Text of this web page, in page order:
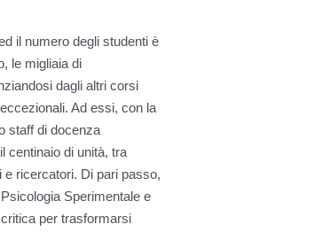
il numero degli studenti è
le migliaia di
dagli altri corsi
Ad essi, con la
staff di docenza
centinaio di unità, tra
ricercatori. Di pari passo,
Sperimentale e
per trasformarsi